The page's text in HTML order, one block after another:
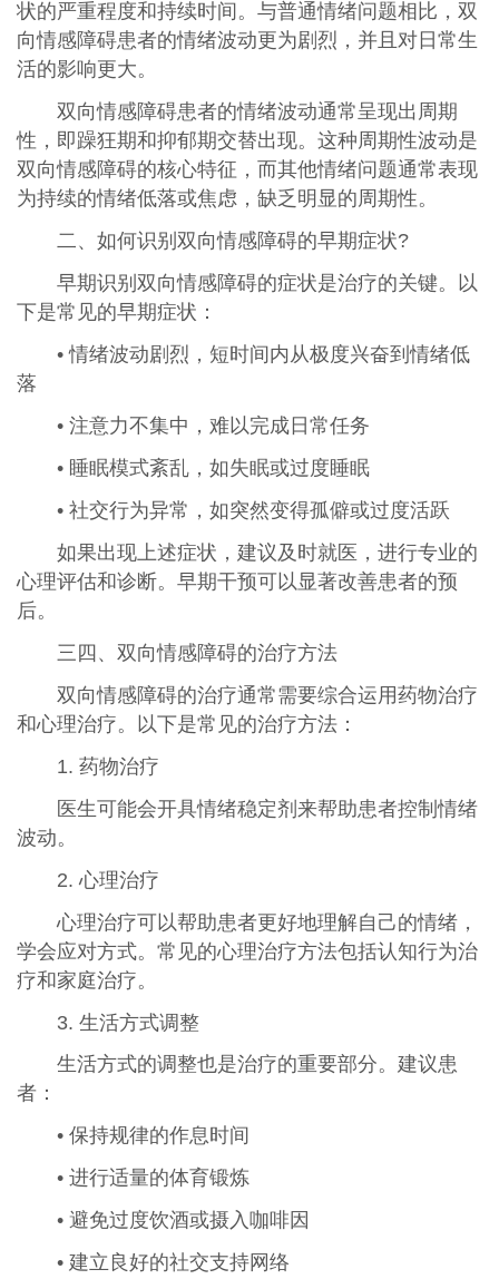
状的严重程度和持续时间。与普通情绪问题相比，双
向情感障碍患者的情绪波动更为剧烈，并且对日常生
活的影响更大。
双向情感障碍患者的情绪波动通常呈现出周期
性，即躁狂期和抑郁期交替出现。这种周期性波动是
双向情感障碍的核心特征，而其他情绪问题通常表现
为持续的情绪低落或焦虑，缺乏明显的周期性。
二、如何识别双向情感障碍的早期症状?
早期识别双向情感障碍的症状是治疗的关键。以
下是常见的早期症状：
• 情绪波动剧烈，短时间内从极度兴奋到情绪低
落
• 注意力不集中，难以完成日常任务
• 睡眠模式紊乱，如失眠或过度睡眠
• 社交行为异常，如突然变得孤僻或过度活跃
如果出现上述症状，建议及时就医，进行专业的
心理评估和诊断。早期干预可以显著改善患者的预
后。
三四、双向情感障碍的治疗方法
双向情感障碍的治疗通常需要综合运用药物治疗
和心理治疗。以下是常见的治疗方法：
1. 药物治疗
医生可能会开具情绪稳定剂来帮助患者控制情绪
波动。
2. 心理治疗
心理治疗可以帮助患者更好地理解自己的情绪，
学会应对方式。常见的心理治疗方法包括认知行为治
疗和家庭治疗。
3. 生活方式调整
生活方式的调整也是治疗的重要部分。建议患
者：
• 保持规律的作息时间
• 进行适量的体育锻炼
• 避免过度饮酒或摄入咖啡因
• 建立良好的社交支持网络